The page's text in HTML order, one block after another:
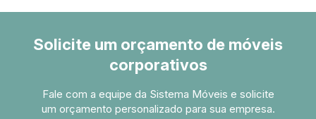
Solicite um orçamento de móveis
corporativos
Fale com a equipe da Sistema Móveis e solicite
um orçamento personalizado para sua empresa.